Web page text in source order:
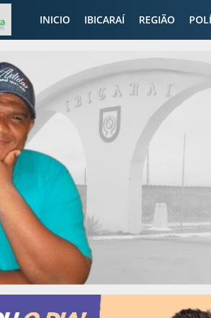
INICIO IBICARAÍ REGIÃO